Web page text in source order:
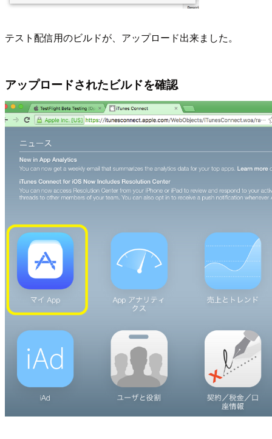
テスト配信用のビルドが、アップロード出来ました。
アップロードされたビルドを確認